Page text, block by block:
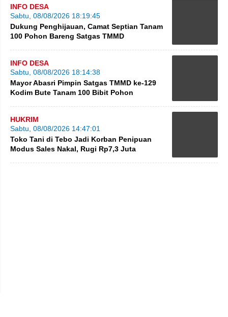
INFO DESA
Sabtu, 08/08/2026 18:19:45
Dukung Penghijauan, Camat Septian Tanam
100 Pohon Bareng Satgas TMMD
INFO DESA
Sabtu, 08/08/2026 18:14:38
Mayor Abasri Pimpin Satgas TMMD ke-129
Kodim Bute Tanam 100 Bibit Pohon
HUKRIM
Sabtu, 08/08/2026 14:47:01
Toko Tani di Tebo Jadi Korban Penipuan
Modus Sales Nakal, Rugi Rp7,3 Juta